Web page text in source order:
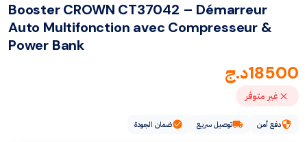
Booster CROWN CT37042 – Démarreur
Auto Multifonction avec Compresseur &
Power Bank
18500د.ج
غير متوفر
دفع آمن توصيل سريع ضمان الجودة